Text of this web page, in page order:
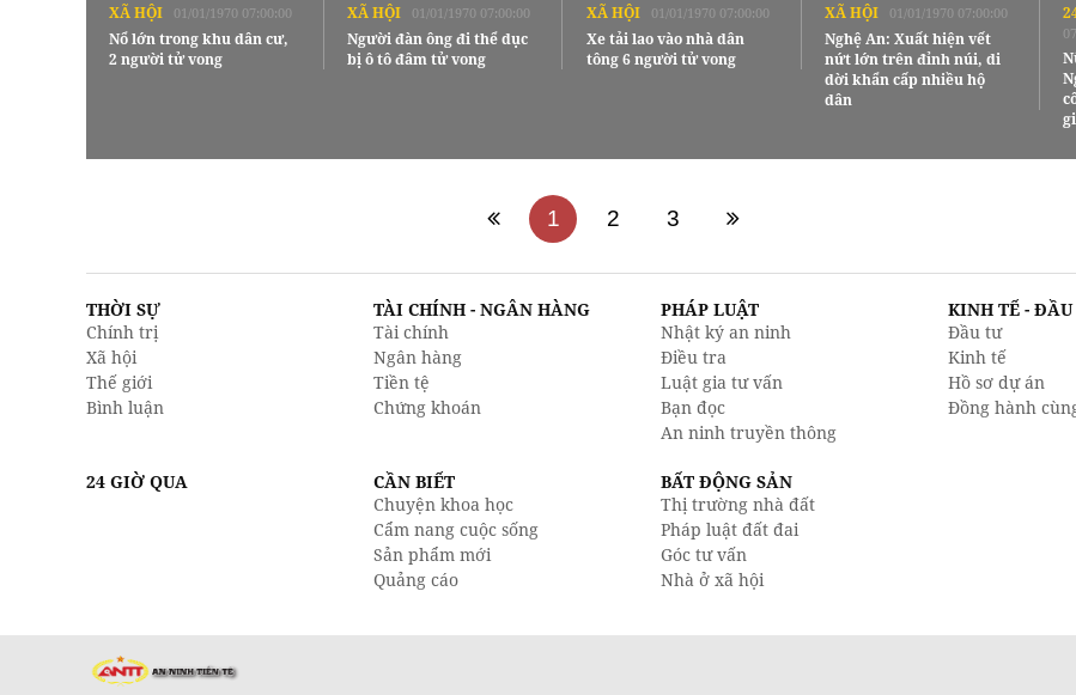
XÃ HỘI 01/01/1970 07:00:00
Nổ lớn trong khu dân cư,
2 người tử vong
XÃ HỘI 01/01/1970 07:00:00
Người đàn ông đi thể dục
bị ô tô đâm tử vong
XÃ HỘI 01/01/1970 07:00:00
Xe tải lao vào nhà dân
tông 6 người tử vong
XÃ HỘI 01/01/1970 07:00:00
Nghệ An: Xuất hiện vết
nứt lớn trên đỉnh núi, di
dời khẩn cấp nhiều hộ
dân
1 2 3
THỜI SỰ
Chính trị
Xã hội
Thế giới
Bình luận
TÀI CHÍNH - NGÂN HÀNG
Tài chính
Ngân hàng
Tiền tệ
Chứng khoán
PHÁP LUẬT
Nhật ký an ninh
Điều tra
Luật gia tư vấn
Bạn đọc
An ninh truyền thông
KINH TẾ -
Đầu tư
Kinh tế
Hồ sơ dự án
Đồng hành
24 GIỜ QUA
CẦN BIẾT
Chuyện khoa học
Cẩm nang cuộc sống
Sản phẩm mới
Quảng cáo
BẤT ĐỘNG SẢN
Thị trường nhà đất
Pháp luật đất đai
Góc tư vấn
Nhà ở xã hội